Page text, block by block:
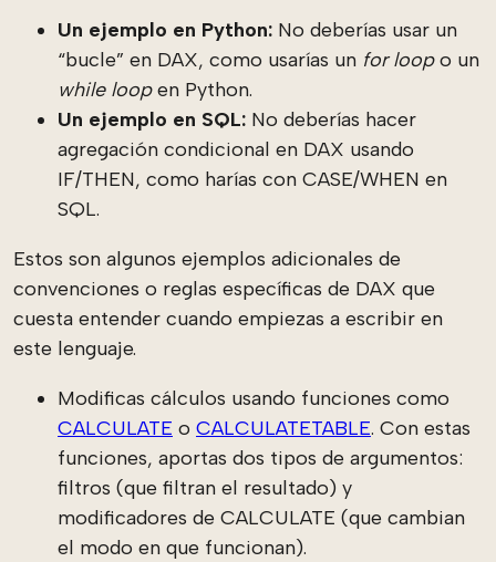
Un ejemplo en Python: No deberías usar un
“bucle” en DAX, como usarías un for loopo un
while loopen Python.
Un ejemplo en SQL: No deberías hacer
agregación condicional en DAX usando
IF/THEN, como harías con CASE/WHEN en
SQL.
Estos son algunos ejemplos adicionales de
convenciones o reglas específicas de DAX que
cuesta entender cuando empiezas a escribir en
este lenguaje.
Modificas cálculos usando funciones como
CALCULATE o CALCULATETABLE. Con estas
funciones, aportas dos tipos de argumentos:
filtros (que filtran el resultado) y
modificadores de CALCULATE (que cambian
el modo en que funcionan).